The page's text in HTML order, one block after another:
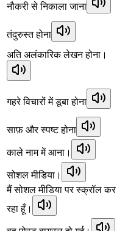
नौकरी से निकाला जाना
तंदुरुस्त होना
अति अलंकारिक लेखन होना।
गहरे विचारों में डूबा होना
साफ़ और स्पष्ट होना
काले नाम में आना।
सोशल मीडिया।
मैं सोशल मीडिया पर स्क्रॉल कर
रहा हूँ।